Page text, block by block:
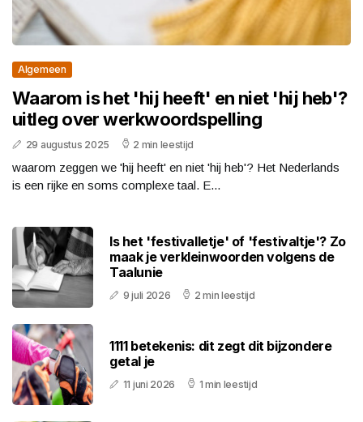
Algemeen
Waarom is het 'hij heeft' en niet 'hij heb'?
uitleg over werkwoordspelling
29 augustus 2025 2 min leestijd
waarom zeggen we 'hij heeft' en niet 'hij heb'? Het Nederlands
is een rijke en soms complexe taal. E...
Is het 'festivalletje' of 'festivaltje'? Zo
maak je verkleinwoorden volgens de
Taalunie
9 juli 2026 2 min leestijd
1111 betekenis: dit zegt dit bijzondere
getal je
11 juni 2026 1 min leestijd